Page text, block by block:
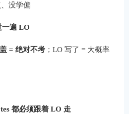
没学偏
一遍 LO
= 绝对不考；LO 写了 = 大概率
都必须跟着 LO 走